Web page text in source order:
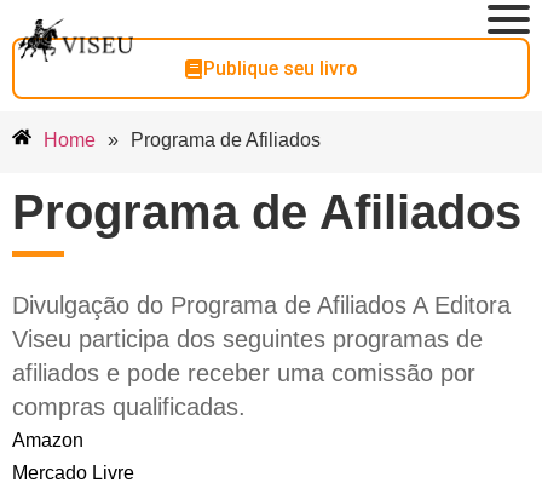
Publique seu livro
Home » Programa de Afiliados
Programa de Afiliados
Divulgação do Programa de Afiliados A Editora
Viseu participa dos seguintes programas de
afiliados e pode receber uma comissão por
compras qualificadas.
Amazon
Mercado Livre